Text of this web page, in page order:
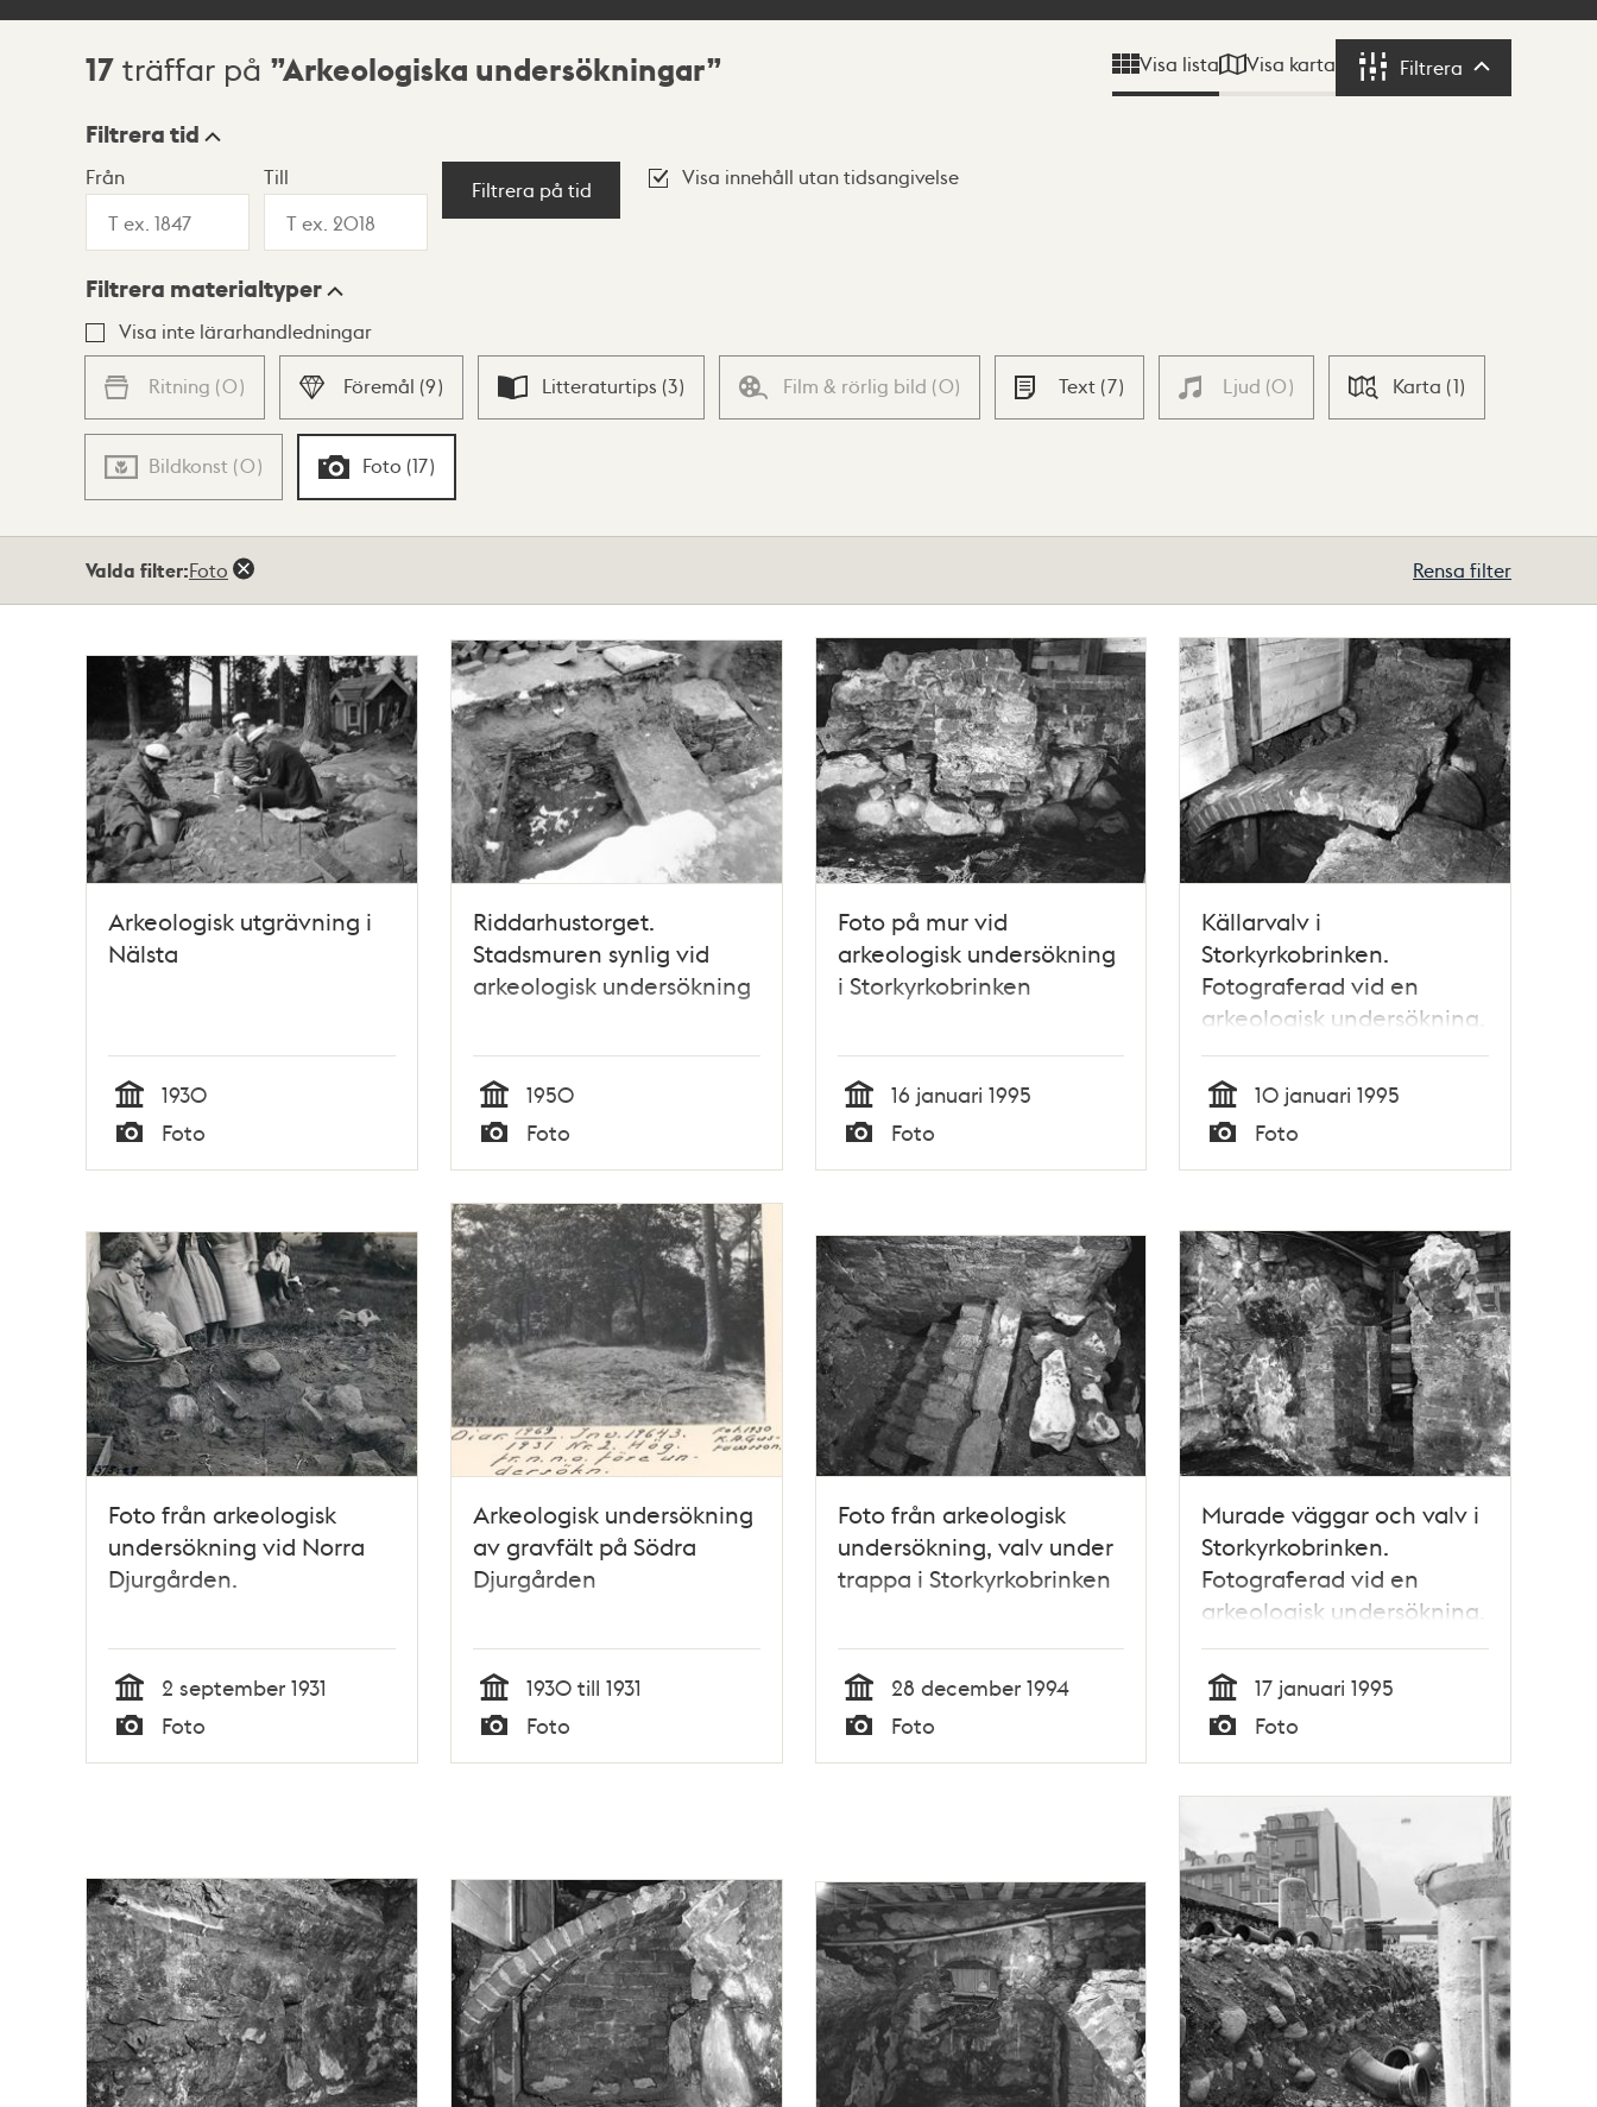
Sökresultat
17 träffar på Arkeologiska undersökningar Visa lista Visa karta Filtrera Filtrera
Visningsläge
Lista Karta
Filtrera tid
Från Till
Filtrera på tid
Visa innehåll utan tidsangivelse
Filtrera materialtyper
Visa inte lärarhandledningar
Ritning (0) Föremål (9) Litteraturtips (3) Film & rörlig bild (0) Text (7) Ljud (0) Karta (1)
Bildkonst (0) Foto (17)
Valda filter:Foto Rensa filter
Arkeologisk utgrävning i
Nälsta
Tid
1930
Typ
Foto
Riddarhustorget.
Stadsmuren synlig vid
arkeologisk undersökning
Tid
1950
Typ
Foto
Foto på mur vid
arkeologisk undersökning
i Storkyrkobrinken
Tid
16 januari 1995
Typ
Foto
Källarvalv i
Storkyrkobrinken.
Fotograferad vid en
arkeologisk undersökning.
Tid
10 januari 1995
Typ
Foto
Foto från arkeologisk
undersökning vid Norra
Djurgården.
Tid
2 september 1931
Typ
Foto
Arkeologisk undersökning
av gravfält på Södra
Djurgården
Tid
1930 till 1931
Typ
Foto
Foto från arkeologisk
undersökning, valv under
trappa i Storkyrkobrinken
Tid
28 december 1994
Typ
Foto
Murade väggar och valv i
Storkyrkobrinken.
Fotograferad vid en
arkeologisk undersökning.
Tid
17 januari 1995
Typ
Foto